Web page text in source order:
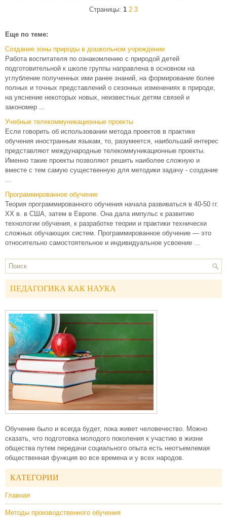
Страницы: 1 2 3
Еще по теме:
Создание зоны природы в дошкольном учреждении
Работа воспитателя по ознакомлению с природой детей
подготовительной к школе группы направлена в основном на
углубление полученных ими ранее знаний, на формирование более
полных и точных представлений о сезонных изменениях в природе,
на уяснение некоторых новых, неизвестных детям связей и
закономер ...
Учебные телекоммуникационные проекты
Если говорить об использовании метода проектов в практике
обучения иностранным языкам, то, разумеется, наибольший интерес
представляют международные телекоммуникационные проекты.
Именно такие проекты позволяют решить наиболее сложную и
вместе с тем самую существенную для методики задачу - создание
...
Программированное обучение
Теория программированного обучения начала развиваться в 40-50 гг.
XX в. в США, затем в Европе. Она дала импульс к развитию
технологии обучения, к разработке теории и практики технически
сложных обучающих систем. Программированное обучение — это
относительно самостоятельное и индивидуальное усвоение ...
ПЕДАГОГИКА КАК НАУКА
Обучение было и всегда будет, пока живет человечество. Можно
сказать, что подготовка молодого поколения к участию в жизни
общества путем передачи социального опыта есть неотъемлемая
общественная функция во все времена и у всех народов.
КАТЕГОРИИ
Главная
Методы производственного обучения